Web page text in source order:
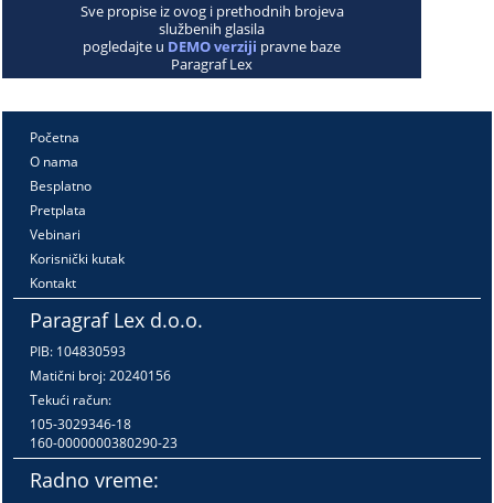
Sve propise iz ovog i prethodnih brojeva
službenih glasila
pogledajte u DEMO verziji pravne baze
Paragraf Lex
Početna
O nama
Besplatno
Pretplata
Vebinari
Korisnički kutak
Kontakt
Paragraf Lex d.o.o.
PIB: 104830593
Matični broj: 20240156
Tekući račun:
105-3029346-18
160-0000000380290-23
Radno vreme: